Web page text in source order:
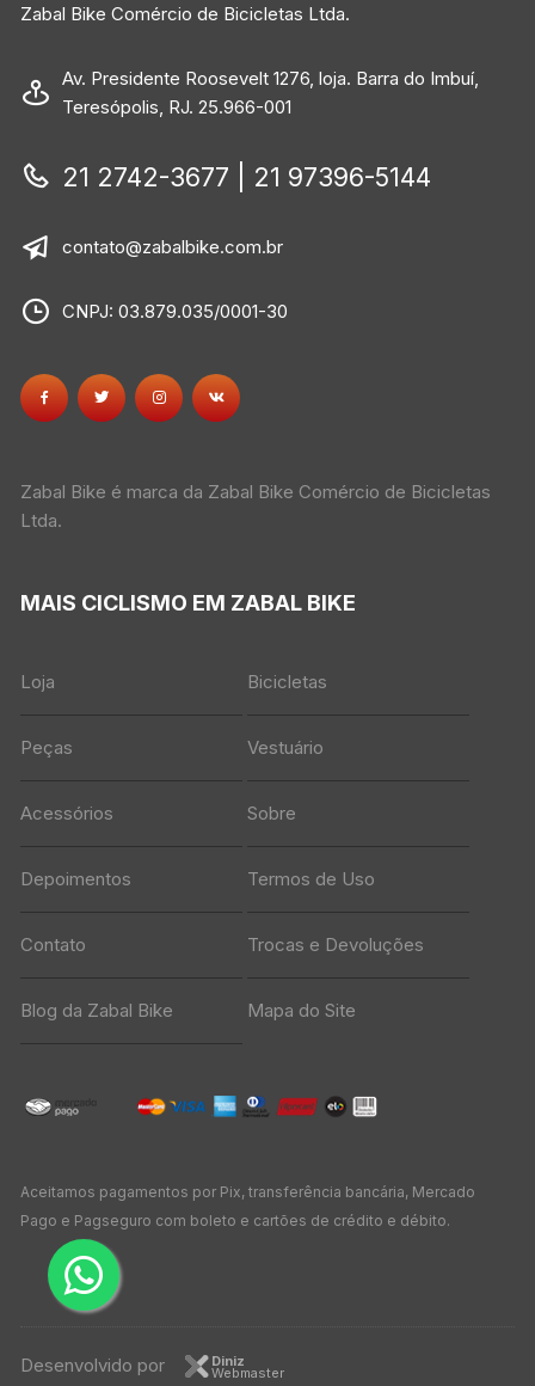
Zabal Bike Comércio de Bicicletas Ltda.
Av. Presidente Roosevelt 1276, loja. Barra do Imbuí,
Teresópolis, RJ. 25.966-001
21 2742-3677 | 21 97396-5144
contato@zabalbike.com.br
CNPJ: 03.879.035/0001-30
Zabal Bike é marca da Zabal Bike Comércio de Bicicletas
Ltda.
MAIS CICLISMO EM ZABAL BIKE
Loja Bicicletas
Peças Vestuário
Acessórios Sobre
Depoimentos Termos de Uso
Contato Trocas e Devoluções
Blog da Zabal Bike Mapa do Site
Aceitamos pagamentos por Pix, transferência bancária, Mercado
Pago e Pagseguro com boleto e cartões de crédito e débito.
Desenvolvido por Diniz
Webmaster